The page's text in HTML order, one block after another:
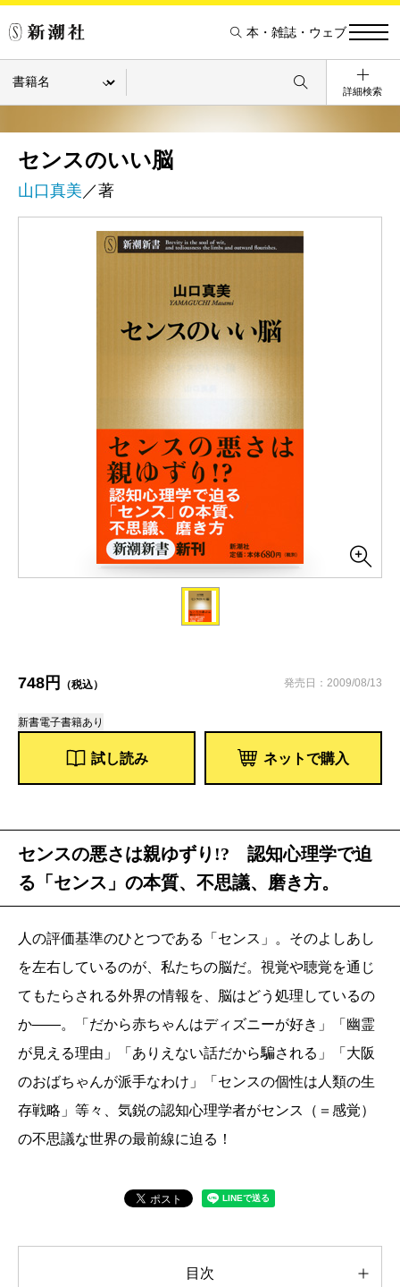
本・雑誌・ウェブ
詳細検索
センスのいい脳
山口真美 ／著
748円 （税込） 発売日：2009/08/13
新書電子書籍あり
試し読み ネットで購入
センスの悪さは親ゆずり!? 認知心理学で迫
る「センス」の本質、不思議、磨き方。
人の評価基準のひとつである「センス」。そのよしあし
を左右しているのが、私たちの脳だ。視覚や聴覚を通じ
てもたらされる外界の情報を、脳はどう処理しているの
か――。「だから赤ちゃんはディズニーが好き」「幽霊
が見える理由」「ありえない話だから騙される」「大阪
のおばちゃんが派手なわけ」「センスの個性は人類の生
存戦略」等々、気鋭の認知心理学者がセンス（＝感覚）
の不思議な世界の最前線に迫る！
目次